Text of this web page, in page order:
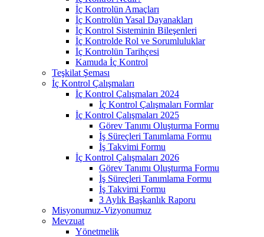
İç Kontrolün Amaçları
İç Kontrolün Yasal Dayanakları
İç Kontrol Sisteminin Bileşenleri
İç Kontrolde Rol ve Sorumluluklar
İç Kontrolün Tarihçesi
Kamuda İç Kontrol
Teşkilat Şeması
İç Kontrol Çalışmaları
İç Kontrol Çalışmaları 2024
İç Kontrol Çalışmaları Formlar
İç Kontrol Çalışmaları 2025
Görev Tanımı Oluşturma Formu
İş Süreçleri Tanımlama Formu
İş Takvimi Formu
İç Kontrol Çalışmaları 2026
Görev Tanımı Oluşturma Formu
İş Süreçleri Tanımlama Formu
İş Takvimi Formu
3 Aylık Başkanlık Raporu
Misyonumuz-Vizyonumuz
Mevzuat
Yönetmelik